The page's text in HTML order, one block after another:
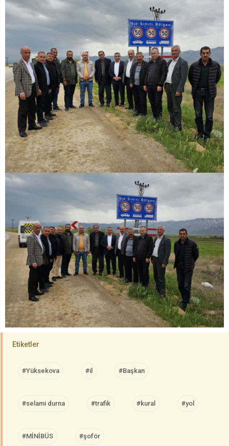
Etiketler
#Yüksekova #il #Başkan
#selami durna #trafik #kural #yol
#MİNİBÜS #şoför